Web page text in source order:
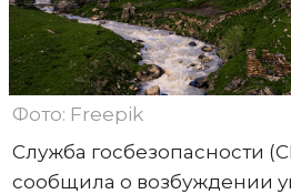
Фото: Freepik
Служба госбезопасности
сообщила о возбуждении